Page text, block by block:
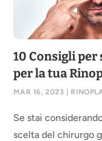
10 Consigli
per la tua
MAR 16, 2023
Se stai
scelta del chirurgo